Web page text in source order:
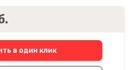
в один клик